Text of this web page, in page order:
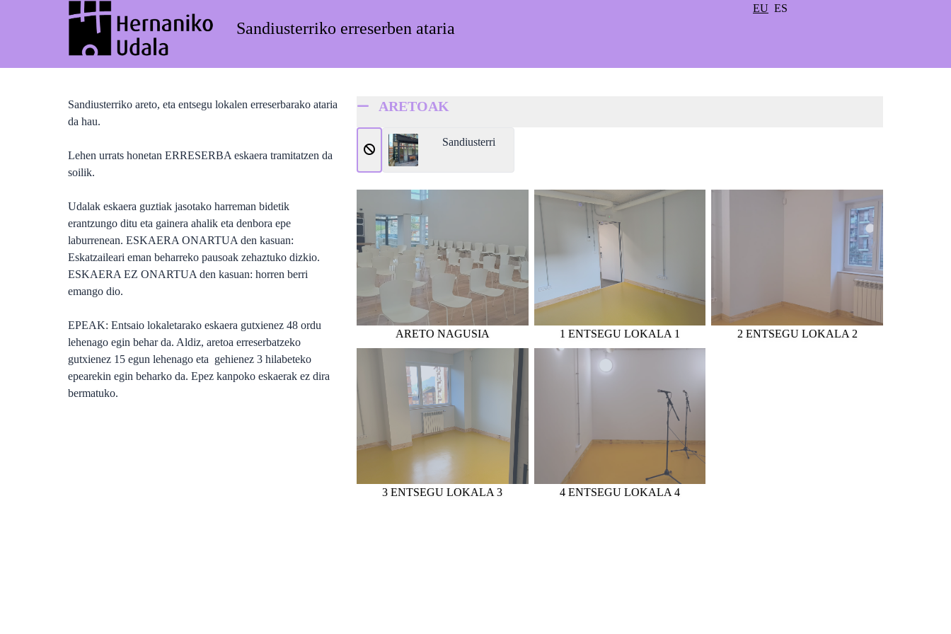
Sandiusterriko erreserben ataria
EU ES
Sandiusterriko areto, eta entsegu lokalen erreserbarako ataria
da hau.
Lehen urrats honetan ERRESERBA eskaera tramitatzen da
soilik.
Udalak eskaera guztiak jasotako harreman bidetik
erantzungo ditu eta gainera ahalik eta denbora epe
laburrenean. ESKAERA ONARTUA den kasuan:
Eskatzaileari eman beharreko pausoak zehaztuko dizkio.
ESKAERA EZ ONARTUA den kasuan: horren berri
emango dio.
EPEAK: Entsaio lokaletarako eskaera gutxienez 48 ordu
lehenago egin behar da. Aldiz, aretoa erreserbatzeko
gutxienez 15 egun lehenago eta gehienez 3 hilabeteko
epearekin egin beharko da. Epez kanpoko eskaerak ez dira
bermatuko.
ARETOAK
Sandiusterri
ARETO NAGUSIA 1 ENTSEGU LOKALA 1 2 ENTSEGU LOKALA 2
3 ENTSEGU LOKALA 3 4 ENTSEGU LOKALA 4